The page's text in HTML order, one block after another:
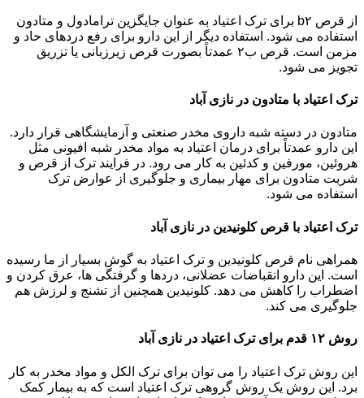
از قرص b۲ برای ترک اعتیاد به عنوان جایگزین ترامادول و متادون
استفاده می شود. استفاده دیگر از این دارو برای رفع دردهای حاد و
مزمن است. قرص ب۲ عمدتاً بصورت قرص زیرزبانی یا تزریق
تجویز می شود.
ترک اعتیاد با متادون در نازی آباد
متادون در دسته شبه داروی مخدر صنعتی و آزمایشگاهی قرار دارد.
این دارو عمدتاً برای درمان اعتیاد به مواد مخدر شبه افیونی مثل
هروئین، مورفین و کدئین به کار می رود. در فرایند ترک از قرص و
شربت متادون برای مهار بیماری و جلوگیری از عوارض ترک
استفاده می شود.
ترک اعتیاد با قرص کلونیدین در نازی آباد
همراهی نام قرص کلونیدین و ترک اعتیاد به گوش بسیار از ما رسیده
است. این دارو انقباضات عضلانی، دردها و گرفتگی ها، عرق کردن و
اضطراب را کاهش می دهد. کلونیدین همچنین از تشنج و لرزش هم
جلوگیری می کند.
روش ۱۲ قدم برای ترک اعتیاد در نازی آباد
این روش ترک اعتیاد را می توان برای ترک الکل و مواد مخدر به کار
برد. این روش یک روش گروهی ترک اعتیاد است که به بیمار کمک